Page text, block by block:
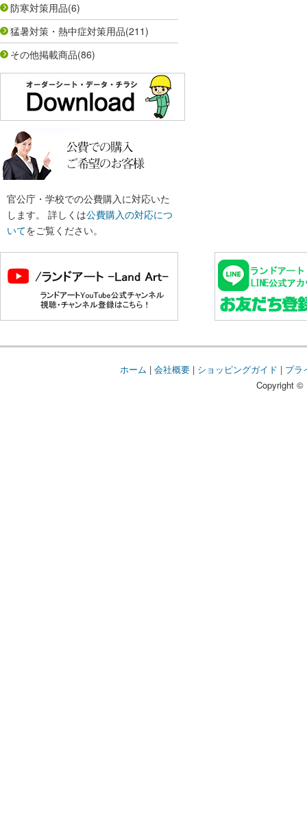
防寒対策用品(6)
猛暑対策・熱中症対策用品(211)
その他掲載商品(86)
官公庁・学校での公費購入に対応いた
します。 詳しくは公費購入の対応につ
いてをご覧ください。
ホーム | 会社概要| ショッピングガイド | プラ
Copyright ©